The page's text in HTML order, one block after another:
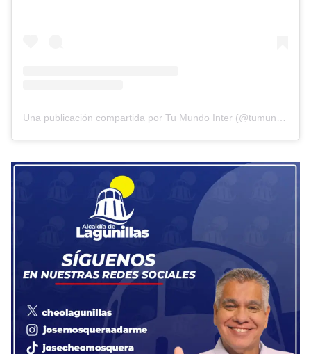
Una publicación compartida por Tu Mundo Inter (@tumundointer)